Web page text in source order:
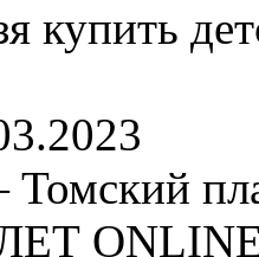
купить
ONLINE